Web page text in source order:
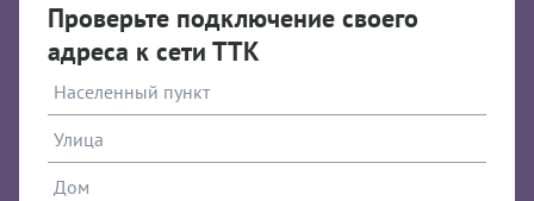
Проверьте подключение своего
адреса к сети ТТК